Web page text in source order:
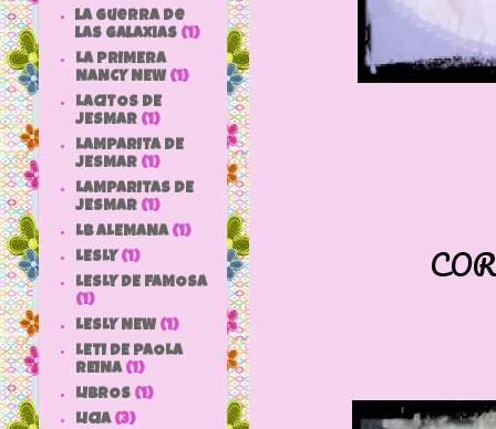
la guerra de
las galaxias (1)
LA PRIMERA
NANCY NEW (1)
LACITOS DE
JESMAR (1)
LAMPARITA DE
JESMAR (1)
LAMPARITAS DE
JESMAR (1)
LB ALEMANA (1)
LESLY (1)
LESLY DE FAMOSA
(1)
LESLY NEW (1)
LETI DE PAOLA
REINA (1)
LIBROS (1)
LICIA (3)